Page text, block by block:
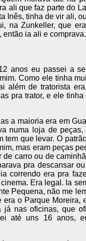
ali que faz parte do
Inês, tinha de vir ali,
na Zunkeller, que
ia ali e comprava.
anos eu passei a
Como ele tinha
além de tratorista
pra trator, e ele
a maioria era em
numa loja de peças,
tem que levar. O
mas eram peças
carro ou de
pra descansar
correndo era pra
Era legal. Ia
Pequena, não me
o Parque Moreira,
já nas oficinas, que
até uns 16 anos,